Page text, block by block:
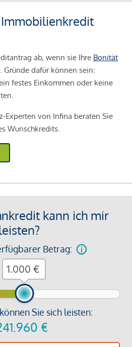
ab, wenn sie Ihre Bonität
Gründe dafür können sein:
festes Einkommen oder keine
Experten von Infina beraten Sie
Wunschkredits.
kann ich mir
Betrag:
Sie sich leisten:
€
€